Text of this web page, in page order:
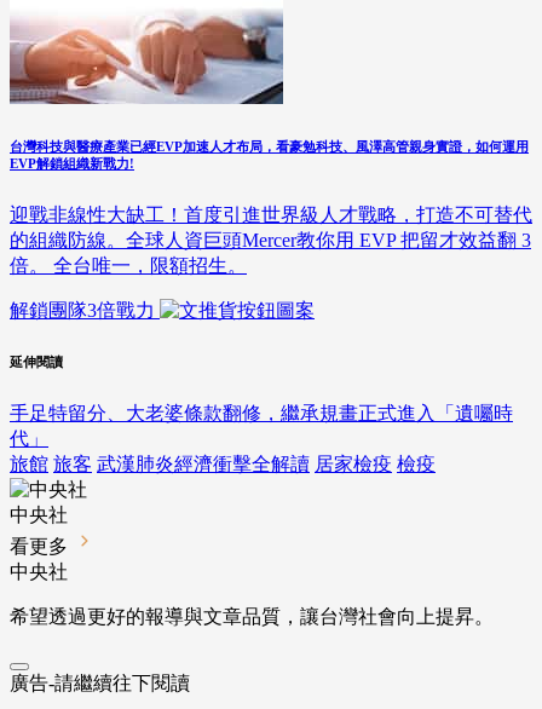
台灣科技與醫療產業已經EVP加速人才布局，看豪勉科技、風澤高管親身實證，如何運用
EVP解鎖組織新戰力!
迎戰非線性大缺工！首度引進世界級人才戰略，打造不可替代
的組織防線。全球人資巨頭Mercer教你用 EVP 把留才效益翻 3
倍。 全台唯一，限額招生。
解鎖團隊3倍戰力
延伸閱讀
手足特留分、大老婆條款翻修，繼承規畫正式進入「遺囑時
代」
旅館 旅客 武漢肺炎經濟衝擊全解讀 居家檢疫 檢疫
中央社
看更多
中央社
希望透過更好的報導與文章品質，讓台灣社會向上提昇。
廣告-請繼續往下閱讀